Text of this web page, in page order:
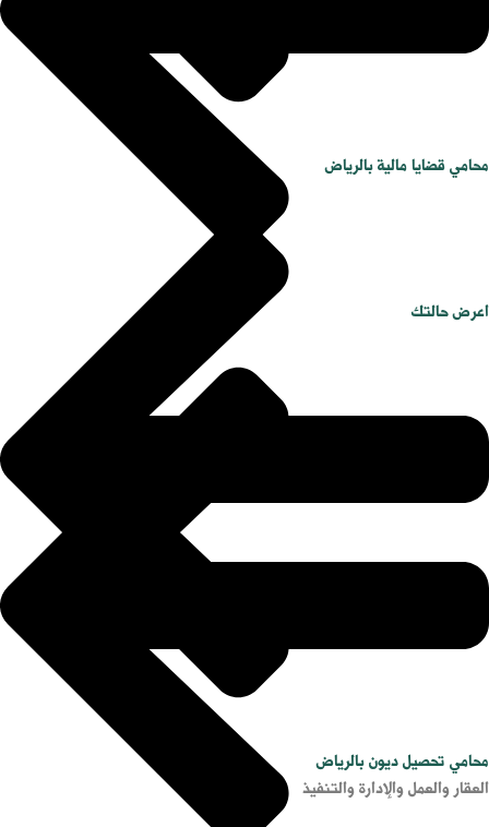
محامي قضايا مالية بالرياض
محامي تحصيل ديون بالرياض
العقار والعمل والإدارة والتنفيذ
اعرض حالتك